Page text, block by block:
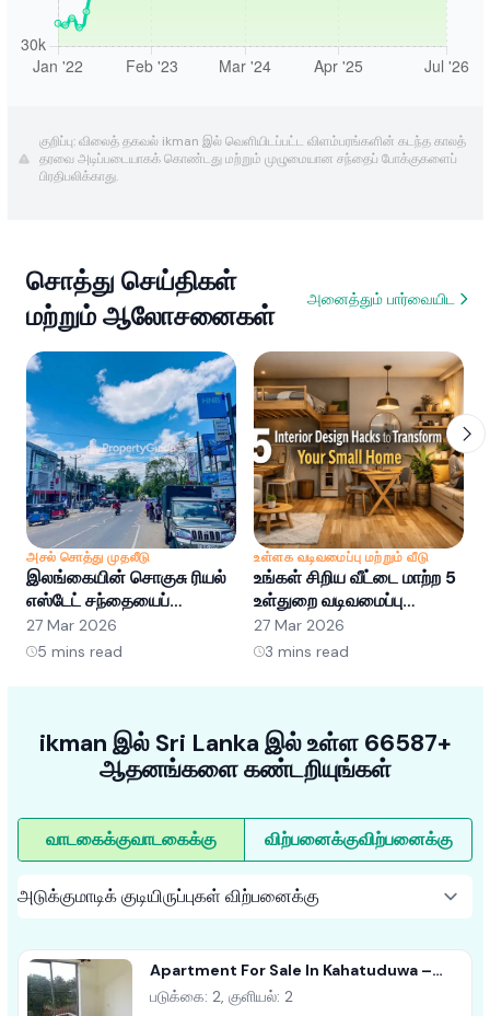
குறிப்பு: விலைத் தகவல் ikman இல் வெளியிடப்பட்ட விளம்பரங்களின் கடந்த காலத்
தரவை அடிப்படையாகக் கொண்டது மற்றும் முழுமையான சந்தைப் போக்குகளைப்
பிரதிபலிக்காது.
சொத்து செய்திகள்
மற்றும் ஆலோசனைகள்
அனைத்தும் பார்வையிட
அசல் சொத்து முதலீடு
இலங்கையின் சொகுசு ரியல்
எஸ்டேட் சந்தையைப்
புரிந்துகொள்வது: வாய்ப்புகள்
மற்றும் போக்குகள்
27 Mar 2026
5 mins read
உள்ளக வடிவமைப்பு மற்றும் வீடு
உங்கள் சிறிய வீட்டை மாற்ற 5
உள்துறை வடிவமைப்பு
ஹேக்குகள்
27 Mar 2026
3 mins read
ikman இல் Sri Lanka இல் உள்ள 66587+
ஆதனங்களை கண்டறியுங்கள்
வாடகைக்குவாடகைக்கு விற்பனைக்குவிற்பனைக்கு
Apartment For Sale In Kahatuduwa –
Homeland Garden
படுக்கை: 2, குளியல்: 2